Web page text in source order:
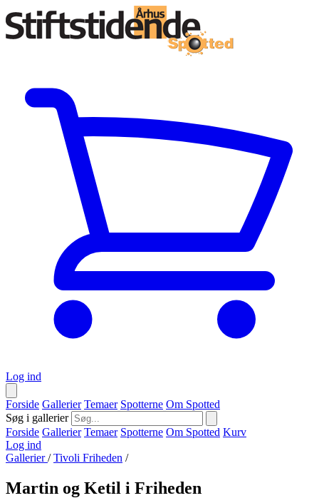
Log ind
Forside Gallerier Temaer Spotterne Om Spotted
Søg i gallerier
Forside Gallerier Temaer Spotterne Om Spotted Kurv
Log ind
Gallerier/ Tivoli Friheden /
Martin og Ketil i Friheden